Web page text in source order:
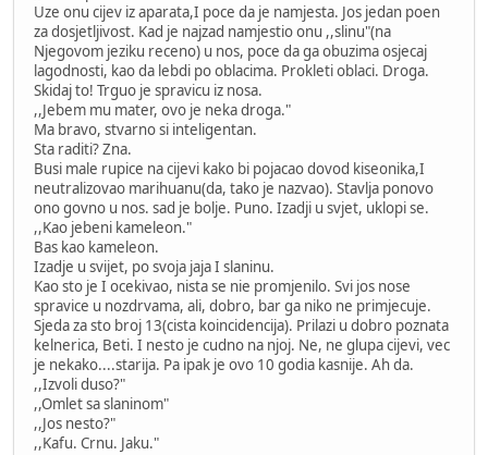
Uze onu cijev iz aparata,I poce da je namjesta. Jos jedan poen
za dosjetljivost. Kad je najzad namjestio onu ,,slinu"(na
Njegovom jeziku receno) u nos, poce da ga obuzima osjecaj
lagodnosti, kao da lebdi po oblacima. Prokleti oblaci. Droga.
Skidaj to! Trguo je spravicu iz nosa.
,,Jebem mu mater, ovo je neka droga."
Ma bravo, stvarno si inteligentan.
Sta raditi? Zna.
Busi male rupice na cijevi kako bi pojacao dovod kiseonika,I
neutralizovao marihuanu(da, tako je nazvao). Stavlja ponovo
ono govno u nos. sad je bolje. Puno. Izadji u svjet, uklopi se.
,,Kao jebeni kameleon."
Bas kao kameleon.
Izadje u svijet, po svoja jaja I slaninu.
Kao sto je I ocekivao, nista se nie promjenilo. Svi jos nose
spravice u nozdrvama, ali, dobro, bar ga niko ne primjecuje.
Sjeda za sto broj 13(cista koincidencija). Prilazi u dobro poznata
kelnerica, Beti. I nesto je cudno na njoj. Ne, ne glupa cijevi, vec
je nekako....starija. Pa ipak je ovo 10 godia kasnije. Ah da.
,,Izvoli duso?"
,,Omlet sa slaninom"
,,Jos nesto?"
,,Kafu. Crnu. Jaku."